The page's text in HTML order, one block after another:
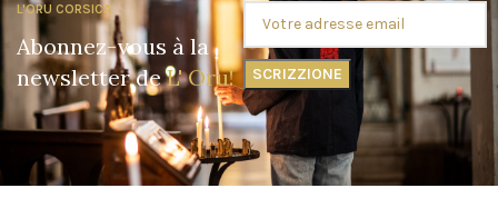
L'ORU CORSICA
Abonnez-vous à la
newsletter deL' Oru!